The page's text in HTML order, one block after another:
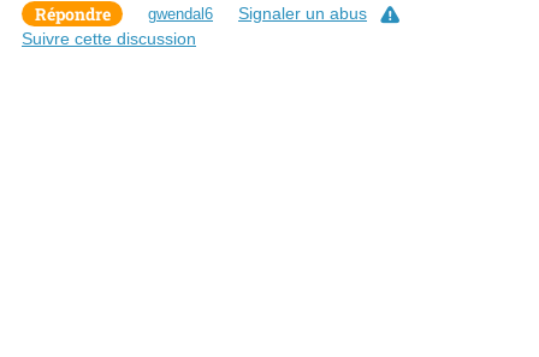
Répondre gwendal6
Signaler un abus
Suivre cette discussion